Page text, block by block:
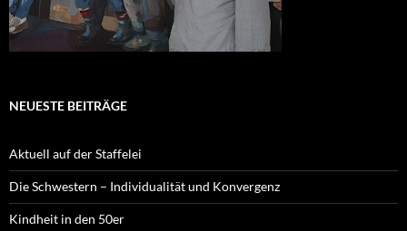
NEUESTE BEITRÄGE
Aktuell auf der Staffelei
Die Schwestern – Individualität und Konvergenz
Kindheit in den 50er